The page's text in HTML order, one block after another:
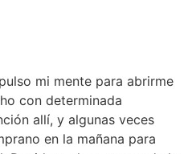
mi mente para abrirme
con determinada
allí, y algunas veces
en la mañana para